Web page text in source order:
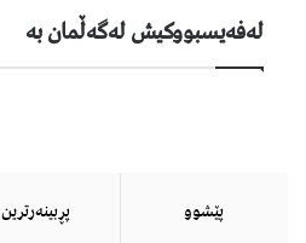
لەفەیسبووكیش لەگەڵمان بە
پێشوو پڕبینەرترین